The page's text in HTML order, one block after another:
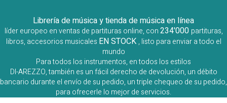
Librería de música y tienda de música en línea
líder europeo en ventas de partituras online, con234'000 partituras,
libros, accesorios musicales EN STOCK , listo para enviar a todo el
mundo
Para todos los instrumentos, en todos los estilos
DI-AREZZO, también es un fácil derecho de devolución, un débito
bancario durante el envío de su pedido, un triple chequeo de su pedido,
para ofrecerle lo mejor de servicios.